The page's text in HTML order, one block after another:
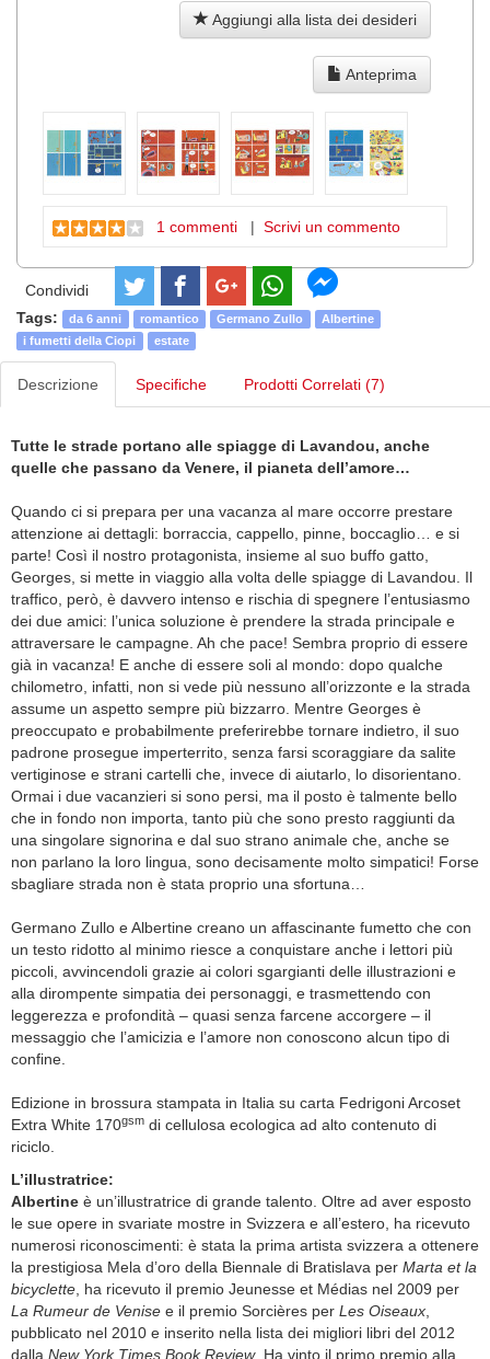
Aggiungi alla lista dei desideri
Anteprima
1 commenti | Scrivi un commento
Condividi
Tags:
da 6 anni romantico Germano Zullo
Albertine
i fumetti della Ciopi
estate
Descrizione Specifiche Prodotti Correlati (7)
Tutte le strade portano alle spiagge di Lavandou, anche
quelle che passano da Venere, il pianeta dell’amore…
Quando ci si prepara per una vacanza al mare occorre prestare
attenzione ai dettagli: borraccia, cappello, pinne, boccaglio… e si
parte! Così il nostro protagonista, insieme al suo buffo gatto,
Georges, si mette in viaggio alla volta delle spiagge di Lavandou. Il
traffico, però, è davvero intenso e rischia di spegnere l’entusiasmo
dei due amici: l’unica soluzione è prendere la strada principale e
attraversare le campagne. Ah che pace! Sembra proprio di essere
già in vacanza! E anche di essere soli al mondo: dopo qualche
chilometro, infatti, non si vede più nessuno all’orizzonte e la strada
assume un aspetto sempre più bizzarro. Mentre Georges è
preoccupato e probabilmente preferirebbe tornare indietro, il suo
padrone prosegue imperterrito, senza farsi scoraggiare da salite
vertiginose e strani cartelli che, invece di aiutarlo, lo disorientano.
Ormai i due vacanzieri si sono persi, ma il posto è talmente bello
che in fondo non importa, tanto più che sono presto raggiunti da
una singolare signorina e dal suo strano animale che, anche se
non parlano la loro lingua, sono decisamente molto simpatici! Forse
sbagliare strada non è stata proprio una sfortuna…
Germano Zullo e Albertine creano un affascinante fumetto che con
un testo ridotto al minimo riesce a conquistare anche i lettori più
piccoli, avvincendoli grazie ai colori sgargianti delle illustrazioni e
alla dirompente simpatia dei personaggi, e trasmettendo con
leggerezza e profondità – quasi senza farcene accorgere – il
messaggio che l’amicizia e l’amore non conoscono alcun tipo di
confine.
Edizione in brossura stampata in Italia su carta Fedrigoni Arcoset
Extra White 170gsm di cellulosa ecologica ad alto contenuto di
riciclo.
L’illustratrice:
Albertine è un’illustratrice di grande talento. Oltre ad aver esposto
le sue opere in svariate mostre in Svizzera e all’estero, ha ricevuto
numerosi riconoscimenti: è stata la prima artista svizzera a ottenere
la prestigiosa Mela d’oro della Biennale di Bratislava per Marta et la
bicyclette, ha ricevuto il premio Jeunesse et Médias nel 2009 per
La Rumeur de Venise e il premio Sorcières per Les Oiseaux,
pubblicato nel 2010 e inserito nella lista dei migliori libri del 2012
dalla New York Times Book Review. Ha vinto il primo premio alla